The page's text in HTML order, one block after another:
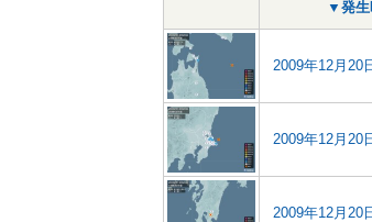
▼発生
2009年12月20
2009年12月20
2009年12月20